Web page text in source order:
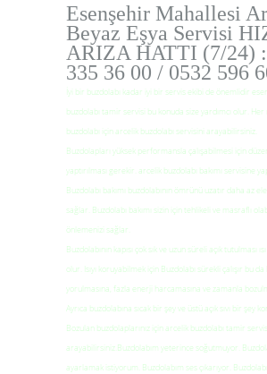
Esenşehir Mahallesi
Beyaz Eşya Servisi
ARIZA HATTI (7/24)
335 36 00 / 0532 596
İyi bir buzdolabı kadar iyi bir servis ekibi de önemlidir
buzdolabı tamir servisi bu konuda size yardımcı olur.
buzdolabı için arcelik buzdolabı servisini arayabilirsiniz.
Buzdolapları yüksek performansla çalışabilmesi için
yaptırılması gerekir. arcelik buzdolabı bakımı servisine
Buzdolabı bakımı buzdolabının ömrünü uzatır daha az
sağlar. Buzdolabı bakımı sizin için tehlikeli ve masraflı
önlemenizi sağlar.
Buzdolabının kapısı çok sık ve uzun süreli açık tutulması
olur. Isıyı koruyabilmek için Buzdolabı sürekli çalışır bu da
yorulmasına, fazla enerji harcamasına ve zamanla
Ayrıca buzdolabına sıcak bir şey ve üstü açık sıvı bir şey
Bozulan buzdolaplarınız için arcelik buzdolabı tamir
arayabilirsiniz.Buzdolabım yeterince soğutmuyor.
ayarlamak istiyorum. Buzdolabım ses çıkarıyor.